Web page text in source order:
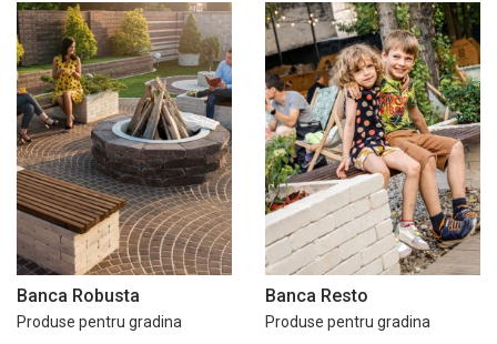
Banca Robusta
Produse pentru gradina
Banca Resto
Produse pentru gradina